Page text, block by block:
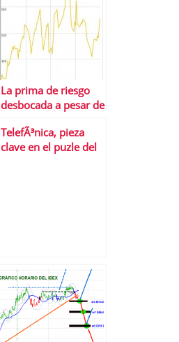
La prima de riesgo
desbocada a pesar de
que el Ibex festeja
TelefÃ³nica, pieza
clave en el puzle del